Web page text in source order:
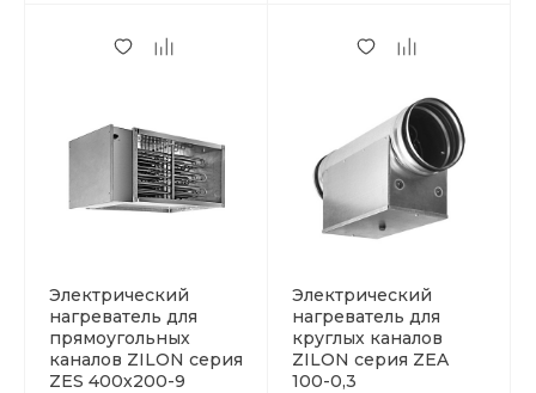
Электрический
нагреватель для
прямоугольных
каналов ZILON серия
ZES 400х200-9
Электрический
нагреватель для
круглых каналов
ZILON серия ZEA
100-0,3